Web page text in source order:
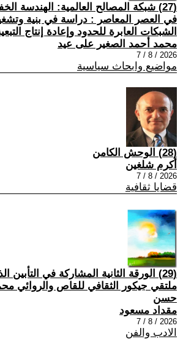
(27) شبكة المصالح العالمية: الهندسة
في العصر المعاصر : دراسة في بنية
الشبكات العابرة للحدود وإعادة إنتاج
محمد أحمد الصغير على عيد
2026 / 8 / 7
مواضيع وابحاث سياسية
(28) الوحش الكامن
أكرم شلغين
2026 / 8 / 7
قضايا ثقافية
(29) الورقة الثانية المشاركة في التأبين
ملتقي جيكور الثقافي للقاص والروائي
حسن
مقداد مسعود
2026 / 8 / 7
الادب والفن